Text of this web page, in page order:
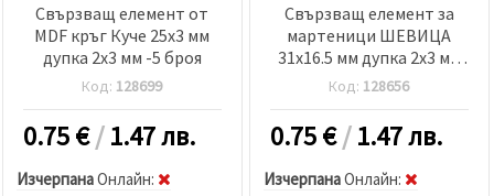
Свързващ елемент от
MDF кръг Куче 25x3 мм
дупка 2x3 мм -5 броя
Код: 128699
0.75€/1.47 лв.
ИзчерпанаOнлайн:
Свързващ елемент за
мартеници ШЕВИЦА
31x16.5 мм дупка 2x3 мм
-5 броя
Код: 128656
0.75€/1.47 лв.
ИзчерпанаOнлайн: